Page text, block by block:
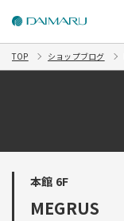
TOP ショップブログ
本館 6F
MEGRUS